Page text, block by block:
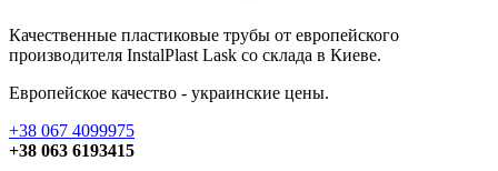
Качественные пластиковые трубы от европейского
производителя InstalPlast Lask со склада в Киеве.
Европейское качество - украинские цены.
+38 067 4099975
+38 063 6193415